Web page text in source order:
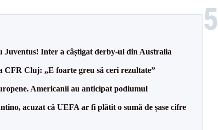
Juventus! Inter a câștigat derby-ul din Australia
CFR Cluj: „E foarte greu să ceri rezultate”
Americanii au anticipat podiumul
acuzat că UEFA ar fi plătit o sumă de șase cifre
5